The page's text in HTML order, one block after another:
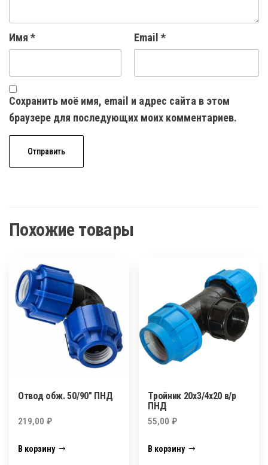
Имя * Email *
Сохранить моё имя, email и адрес сайта в этом
браузере для последующих моих комментариев.
Похожие товары
Отвод обж. 50/90″ ПНД
219,00 ₽
В корзину
Тройник 20х3/4х20 в/р
ПНД
55,00₽
В корзину